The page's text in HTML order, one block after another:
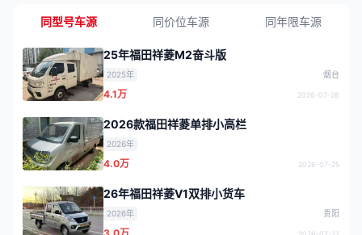
同型号车源 同价位车源 同年限车源
25年福田祥菱M2奋斗版
2025年 烟台
4.1万 2026-07-28
2026款福田祥菱单排小高栏
2026年
4.0万 2026-07-25
26年福田祥菱V1双排小货车
2026年 贵阳